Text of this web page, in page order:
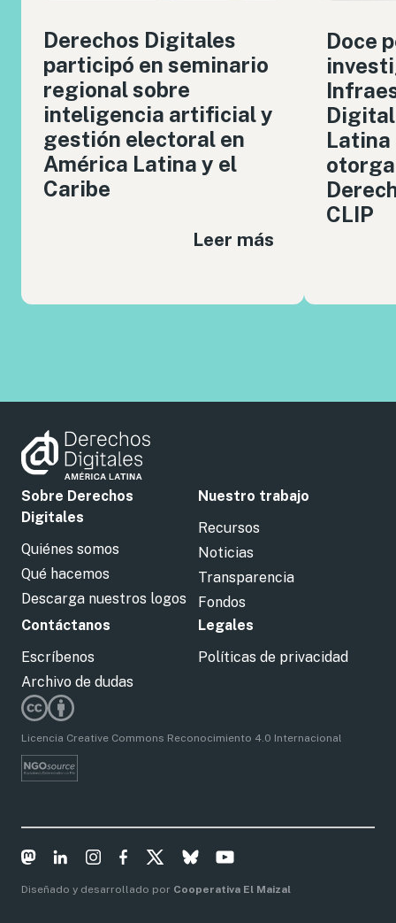
Derechos Digitales
participó en seminario
regional sobre
inteligencia artificial y
gestión electoral en
América Latina y el
Caribe
Leer más
Doce
Latina
CLIP
Sobre Derechos
Digitales
Quiénes somos
Qué hacemos
Descarga nuestros logos
Nuestro trabajo
Recursos
Noticias
Transparencia
Fondos
Contáctanos
Escríbenos
Archivo de dudas
Legales
Políticas de privacidad
Licencia Creative Commons Reconocimiento 4.0 Internacional
Diseñado y desarrollado por Cooperativa El Maizal